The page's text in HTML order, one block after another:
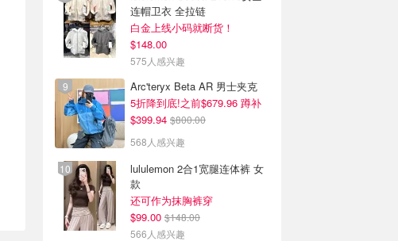
连帽卫衣 全拉链
白金上线小码就断货！
$148.00
575人感兴趣
Arc'teryx Beta AR 男士夹克
5折降到底!之前$679.96 蹲补
$399.94 $800.00
568人感兴趣
lululemon 2合1宽腿连体裤 女
款
还可作为抹胸裤穿
$99.00 $148.00
566人感兴趣